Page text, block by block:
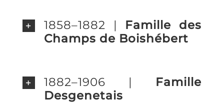
1858–1882 | Famille des
Champs de Boishébert
1882–1906 | Famille
Desgenetais